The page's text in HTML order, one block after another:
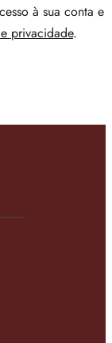
à sua conta e
privacidade.